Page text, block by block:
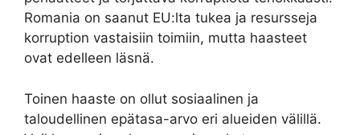
Romania on saanut EU:lta tukea ja resursseja
korruption vastaisiin toimiin, mutta haasteet
ovat edelleen läsnä.
Toinen haaste on ollut sosiaalinen ja
taloudellinen epätasa-arvo eri alueiden välillä.